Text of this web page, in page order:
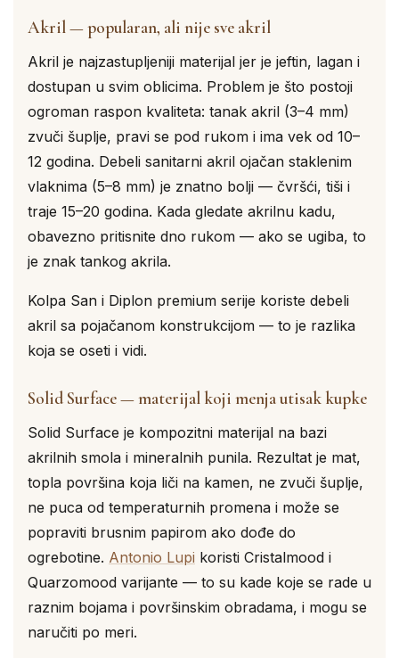
Akril — popularan, ali nije sve akril
Akril je najzastupljeniji materijal jer je jeftin, lagan i
dostupan u svim oblicima. Problem je što postoji
ogroman raspon kvaliteta: tanak akril (3–4 mm)
zvuči šuplje, pravi se pod rukom i ima vek od 10–
12 godina. Debeli sanitarni akril ojačan staklenim
vlaknima (5–8 mm) je znatno bolji — čvršći, tiši i
traje 15–20 godina. Kada gledate akrilnu kadu,
obavezno pritisnite dno rukom — ako se ugiba, to
je znak tankog akrila.
Kolpa San i Diplon premium serije koriste debeli
akril sa pojačanom konstrukcijom — to je razlika
koja se oseti i vidi.
Solid Surface — materijal koji menja utisak kupke
Solid Surface je kompozitni materijal na bazi
akrilnih smola i mineralnih punila. Rezultat je mat,
topla površina koja liči na kamen, ne zvuči šuplje,
ne puca od temperaturnih promena i može se
popraviti brusnim papirom ako dođe do
ogrebotine. Antonio Lupi koristi Cristalmood i
Quarzomood varijante — to su kade koje se rade u
raznim bojama i površinskim obradama, i mogu se
naručiti po meri.